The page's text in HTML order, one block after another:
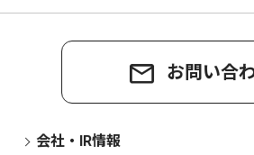
お問い合
会社・IR情報